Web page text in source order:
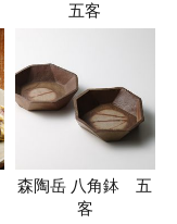
五客
森陶岳 八角鉢 五
客